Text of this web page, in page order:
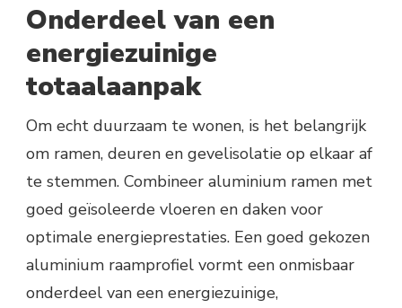
Onderdeel van een
energiezuinige
totaalaanpak
Om echt duurzaam te wonen, is het belangrijk
om ramen, deuren en gevelisolatie op elkaar af
te stemmen. Combineer aluminium ramen met
goed geïsoleerde vloeren en daken voor
optimale energieprestaties. Een goed gekozen
aluminium raamprofiel vormt een onmisbaar
onderdeel van een energiezuinige,